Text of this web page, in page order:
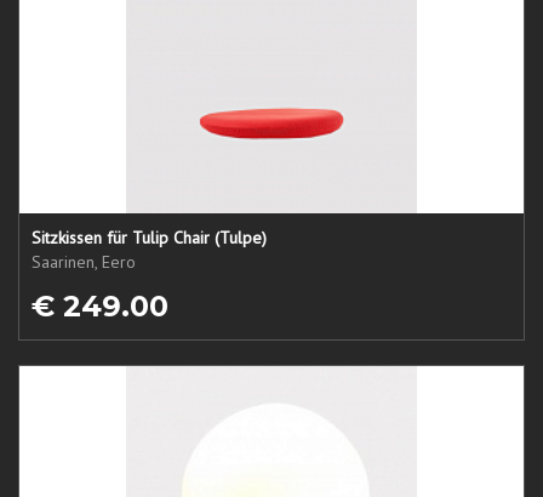
Sitzkissen für Tulip Chair (Tulpe)
Saarinen, Eero
€ 249.00